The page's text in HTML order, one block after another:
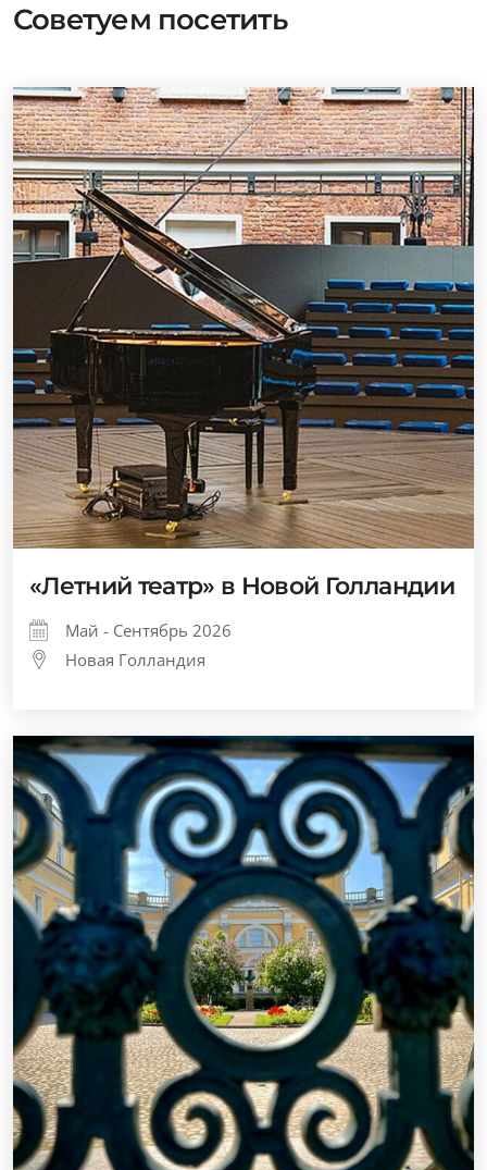
Советуем посетить
«Летний театр» в Новой Голландии
Май - Сентябрь 2026
Новая Голландия